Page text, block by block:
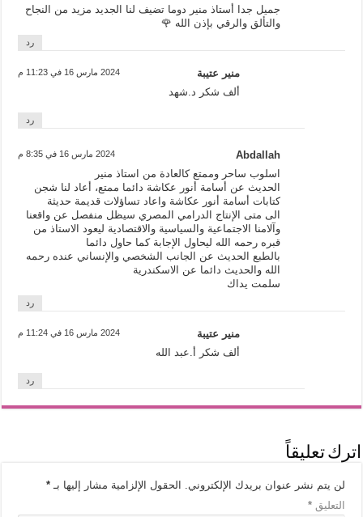
جميل جدا أستاذ منير دوما تضيف لنا الجديد مزيد من النجاح
والتألق والرقي بإذن الله 🌹
رد
منير عتيبة 2024 مارس 16 في 11:23 م
ألف شكر د.شهد
رد
Abdallah 2024 مارس 16 في 8:35 م
اسلوب ساحر وممتع كالعادة من استاذ منير
الحديث عن أسامة أنور عكاشة دائما ممتع، أعاد لنا شجن
كتابات أسامة أنور عكاشة واعاد تساؤلات قديمة حديثة
الى متى الإنتاج الدرامي المصري سيظل منفصل عن واقعنا
وآلامنا الاجتماعية والسياسية والاقتصادية ليعود الاستاذ من
قبره رحمه الله ليحاول الإجابة كما حاول دائما
بالطبع الحديث عن الجانب الشخصي والإنساني عنده رحمه
الله والحديث دائما عن الاسكندرية
سلمت يداك
رد
منير عتيبة 2024 مارس 16 في 11:24 م
ألف شكر أ.عبد الله
رد
اترك تعليقاً
لن يتم نشر عنوان بريدك الإلكتروني. الحقول الإلزامية مشار إليها بـ*
التعليق*